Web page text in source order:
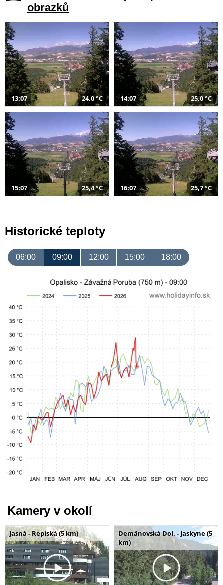
obrazků
13:07 24,0 °C 14:07 25,0 °C
15:07 25,4 °C 16:07 25,7 °C
Historické teploty
06:00 09:00 12:00 15:00 18:00
Kamery v okolí
Jasná - Repiská (5 km)
Demänovská Dol. - Jaskyne (5
km)